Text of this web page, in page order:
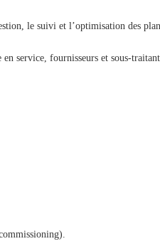
le suivi et l’optimisation des
service, fournisseurs et sous-